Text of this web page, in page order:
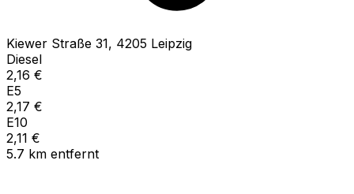
Kiewer Straße 31, 4205 Leipzig
Diesel
2,16 €
E5
2,17 €
E10
2,11 €
5.7 km entfernt